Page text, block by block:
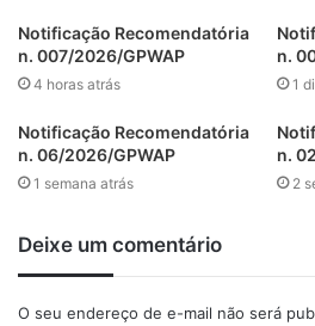
Notificação Recomendatória
n. 007/2026/GPWAP
4 horas atrás
n.
1
Notificação Recomendatória
n. 06/2026/GPWAP
1 semana atrás
n.
2
Deixe um comentário
O seu endereço de e-mail não será